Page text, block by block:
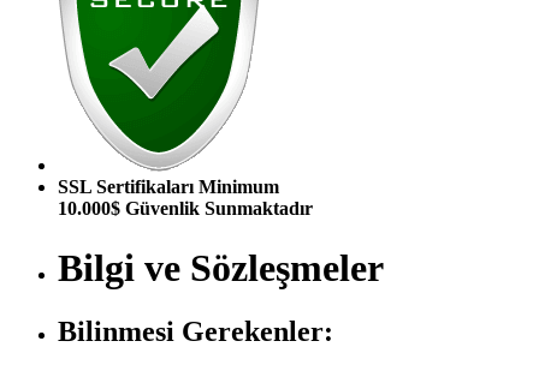
SSL Sertifikaları Minimum
10.000$ Güvenlik Sunmaktadır
Bilgi ve Sözleşmeler
Bilinmesi Gerekenler: